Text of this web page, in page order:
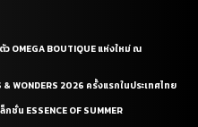
OMEGA BOUTIQUE แห่งใหม่ ณ
& WONDERS 2026 ครั้งแรกในประเทศไทย
ชั่น ESSENCE OF SUMMER